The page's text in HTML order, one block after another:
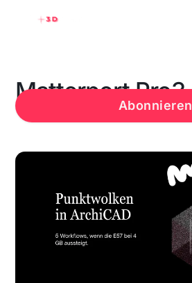
Abonnieren
Matterport Pro3